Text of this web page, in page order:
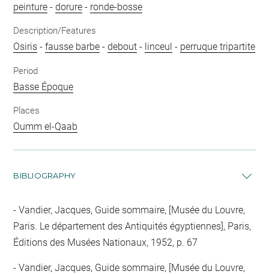
peinture -dorure - ronde-bosse
Description/Features
Osiris -fausse barbe -debout - linceul - perruque tripartite
Period
Basse Époque
Places
Oumm el-Qaab
BIBLIOGRAPHY
Vandier, Jacques, Guide sommaire, [Musée du Louvre,
Paris. Le département des Antiquités égyptiennes], Paris,
Éditions des Musées Nationaux, 1952, p. 67
Vandier, Jacques, Guide sommaire, [Musée du Louvre,